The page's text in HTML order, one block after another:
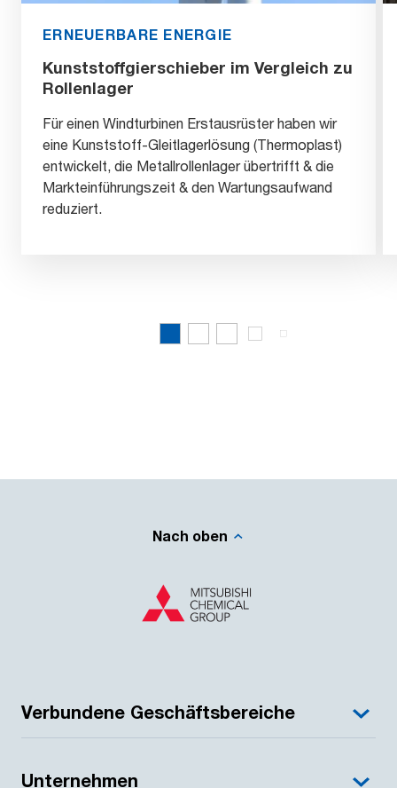
ERNEUERBARE ENERGIE
Kunststoffgierschieber im Vergleich zu
Rollenlager
Für einen Windturbinen Erstausrüster haben wir
eine Kunststoff-Gleitlagerlösung (Thermoplast)
entwickelt, die Metallrollenlager übertrifft & die
Markteinführungszeit & den Wartungsaufwand
reduziert.
Nach oben
Verbundene Geschäftsbereiche
Unternehmen